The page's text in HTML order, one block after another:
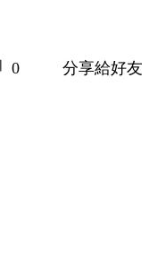
0 分享給好友